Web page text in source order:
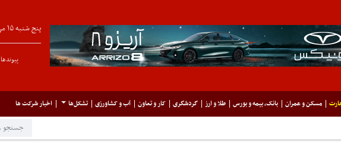
پنج شنبه ۱۵ مرداد ۱۴۰۵ -
پیوندها
مسکن و عمران بانک، بیمه و بورس طلا و ارز گردشگری کار و تعاون آب و کشاورزی تشکل‌ها اخبار شرکت ها